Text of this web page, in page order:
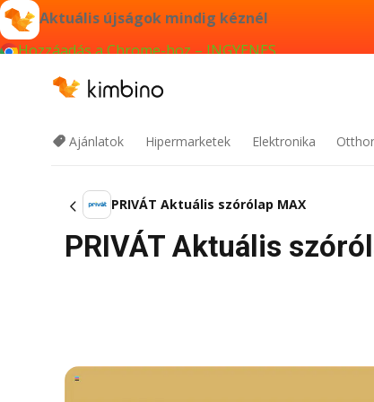
Aktuális újságok mindig kéznél
Hozzáadás a Chrome-hoz – INGYENES
Ajánlatok Hipermarketek Elektronika
PRIVÁT Aktuális szórólap MAX
PRIVÁT Aktuális